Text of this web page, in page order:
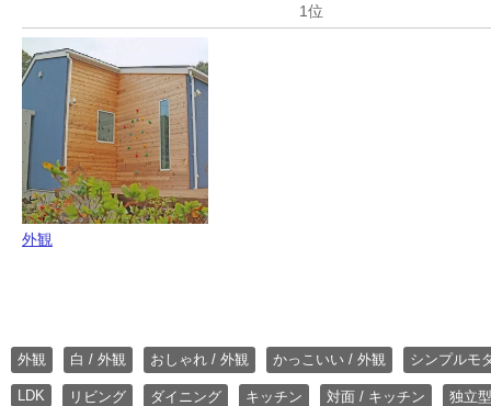
外観
外観 白 / 外観 おしゃれ / 外観 かっこいい / 外観 シンプルモ
LDK リビング ダイニング キッチン 対面 / キッチン 独立